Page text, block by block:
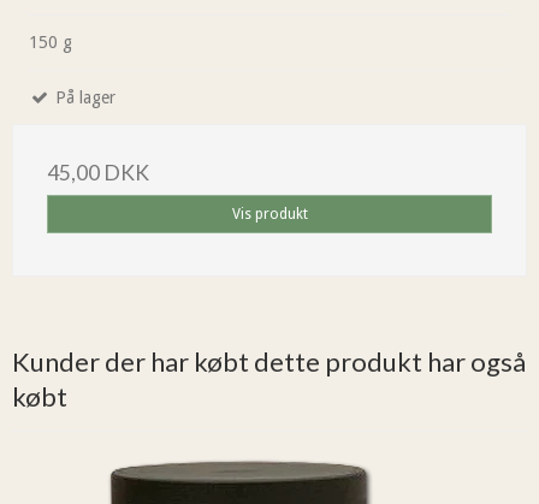
150 g
På lager
45,00 DKK
Vis produkt
Kunder der har købt dette produkt har også
købt